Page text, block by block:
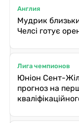
Англия
Мудрик
Челсі готує
Лига чемпионов
Юніон Сент-
прогноз на